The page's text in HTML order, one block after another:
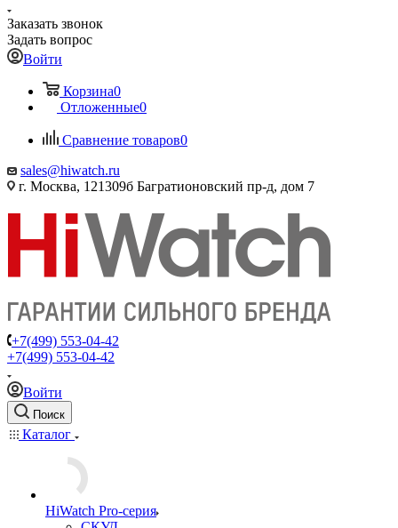
Заказать звонок
Задать вопрос
Войти
Корзина0
Отложенные0
Сравнение товаров0
sales@hiwatch.ru
г. Москва, 121309б Багратионовский пр-д, дом 7
+7(499) 553-04-42
+7(499) 553-04-42
Войти
Поиск
Каталог
HiWatch Pro-серия